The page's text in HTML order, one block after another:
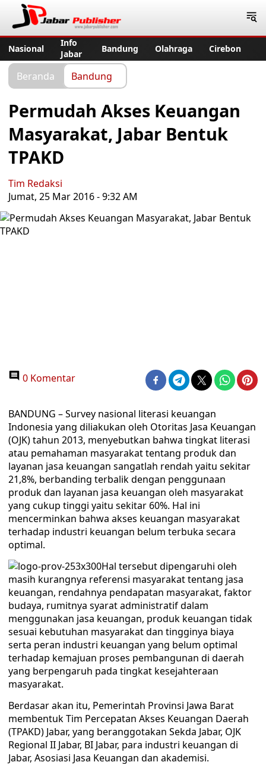
Nasional
Info
Jabar
Bandung Olahraga Cirebon
Beranda Bandung
Permudah Akses Keuangan
Masyarakat, Jabar Bentuk
TPAKD
Tim Redaksi
Jumat, 25 Mar 2016 - 9:32 AM
0 Komentar
BANDUNG – Survey nasional literasi keuangan
Indonesia yang diliakukan oleh Otoritas Jasa Keuangan
(OJK) tahun 2013, menyebutkan bahwa tingkat literasi
atau pemahaman masyarakat tentang produk dan
layanan jasa keuangan sangatlah rendah yaitu sekitar
21,8%, berbanding terbalik dengan penggunaan
produk dan layanan jasa keuangan oleh masyarakat
yang cukup tinggi yaitu sekitar 60%. Hal ini
mencerminkan bahwa akses keuangan masyarakat
terhadap industri keuangan belum terbuka secara
optimal.
Hal tersebut dipengaruhi oleh
masih kurangnya referensi masyarakat tentang jasa
keuangan, rendahnya pendapatan masyarakat, faktor
budaya, rumitnya syarat administratif dalam
menggunakan jasa keuangan, produk keuangan tidak
sesuai kebutuhan masyarakat dan tingginya biaya
serta peran industri keuangan yang belum optimal
terhadap kemajuan proses pembangunan di daerah
yang berpengaruh pada tingkat kesejahteraan
masyarakat.
Berdasar akan itu, Pemerintah Provinsi Jawa Barat
membentuk Tim Percepatan Akses Keuangan Daerah
(TPAKD) Jabar, yang beranggotakan Sekda Jabar, OJK
Regional II Jabar, BI Jabar, para industri keuangan di
Jabar, Asosiasi Jasa Keuangan dan akademisi.